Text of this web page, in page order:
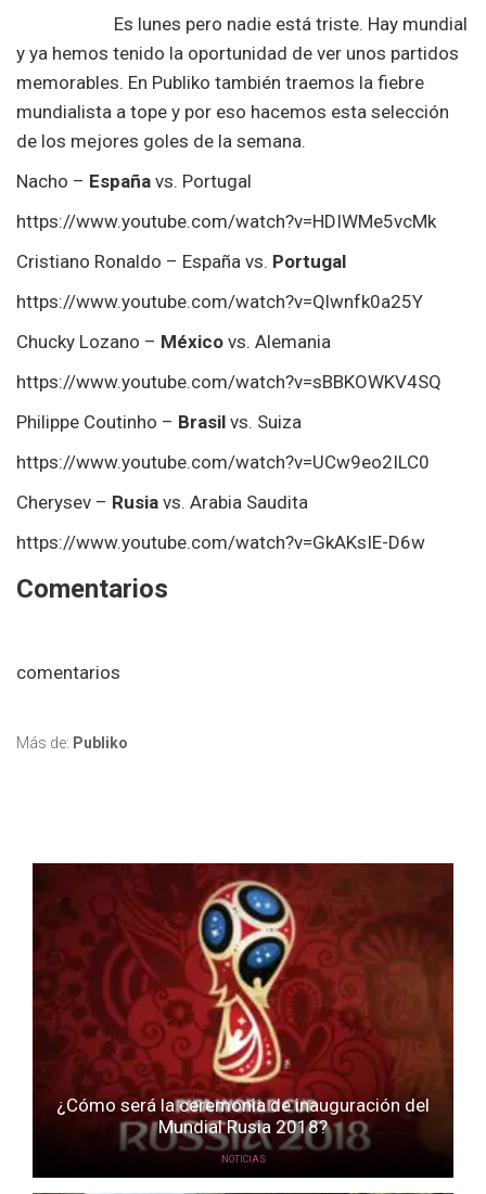
Es lunes pero nadie está triste. Hay mundial
y ya hemos tenido la oportunidad de ver unos partidos
memorables. En Publiko también traemos la fiebre
mundialista a tope y por eso hacemos esta selección
de los mejores goles de la semana.
Nacho – España vs. Portugal
https://www.youtube.com/watch?v=HDIWMe5vcMk
Cristiano Ronaldo – España vs. Portugal
https://www.youtube.com/watch?v=Qlwnfk0a25Y
Chucky Lozano – México vs. Alemania
https://www.youtube.com/watch?v=sBBKOWKV4SQ
Philippe Coutinho – Brasil vs. Suiza
https://www.youtube.com/watch?v=UCw9eo2ILC0
Cherysev – Rusia vs. Arabia Saudita
https://www.youtube.com/watch?v=GkAKsIE-D6w
Comentarios
comentarios
Más de: Publiko
¿Cómo será la ceremonia de inauguración del
Mundial Rusia 2018?
NOTICIAS